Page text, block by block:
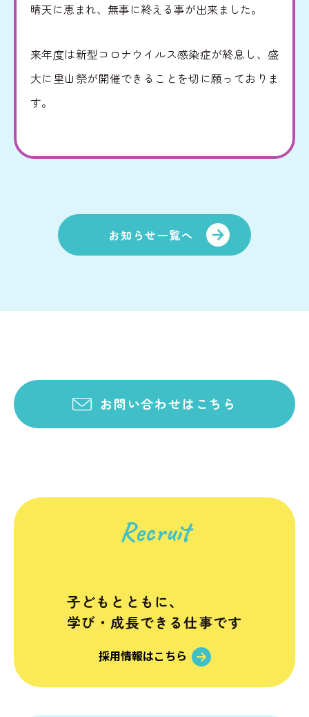
里山動画 情報公開
晴天に恵まれ、無事に終える事が出来ました。
来年度は新型コロナウイルス感染症が終息し、盛
大に里山祭が開催できることを切に願っておりま
す。
お知らせ一覧へ
お問い合わせはこちら
Recruit
子どもとともに、
学び・成長できる仕事です
採用情報はこちら